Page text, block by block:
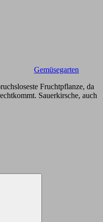
Gemüsegarten
Fruchtpflanze, da
Sauerkirsche, auch